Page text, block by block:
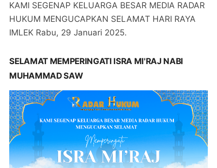
KAMI SEGENAP KELUARGA BESAR MEDIA RADAR
HUKUM MENGUCAPKAN SELAMAT HARI RAYA
IMLEK Rabu, 29 Januari 2025.
SELAMAT MEMPERINGATI ISRA MI'RAJ NABI
MUHAMMAD SAW